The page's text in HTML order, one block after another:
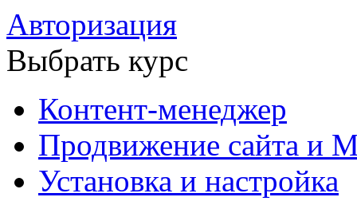
Авторизация
Выбрать курс
Контент-менеджер
Продвижение сайта и
Установка и настройка